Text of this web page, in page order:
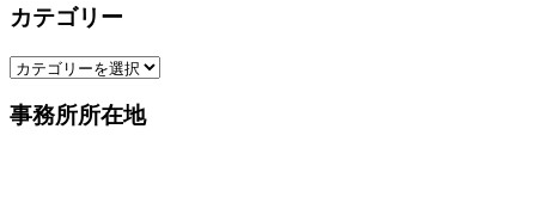
カ
ブ
カテゴリー
カ
ゴ
事務所所在地